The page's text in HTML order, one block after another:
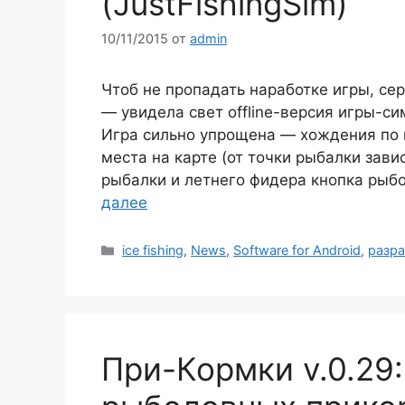
10/11/2015 от admin
Чтоб не пропадать наработке игры,
— увидела свет offline-версия игры-
Игра сильно упрощена — хождения по
места на карте (от точки рыбалки
рыбалки и летнего фидера кнопка
далее
Рубрики
ice fishing, News, Software for Android,
При-Кормки